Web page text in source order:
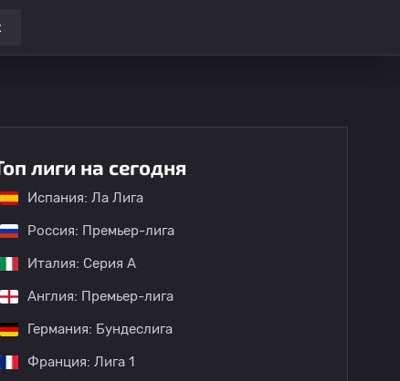
лиги на сегодня
Испания: Ла Лига
Россия: Премьер-лига
Италия: Серия А
Англия: Премьер-лига
Германия: Бундеслига
Франция: Лига 1